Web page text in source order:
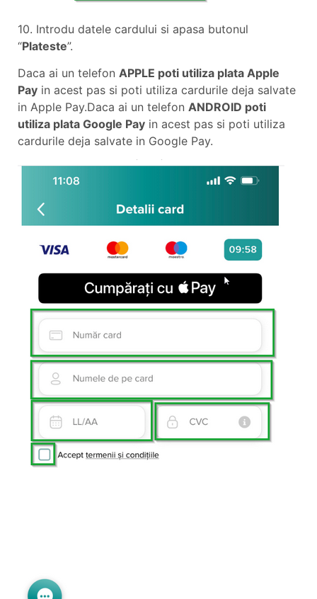
10. Introdu datele cardului si apasa butonul
“Plateste”.
Daca ai un telefon APPLE poti utiliza plata Apple
Pay in acest pas si poti utiliza cardurile deja salvate
in Apple Pay.Daca ai un telefon ANDROID poti
utiliza plata Google Pay in acest pas si poti utiliza
cardurile deja salvate in Google Pay.